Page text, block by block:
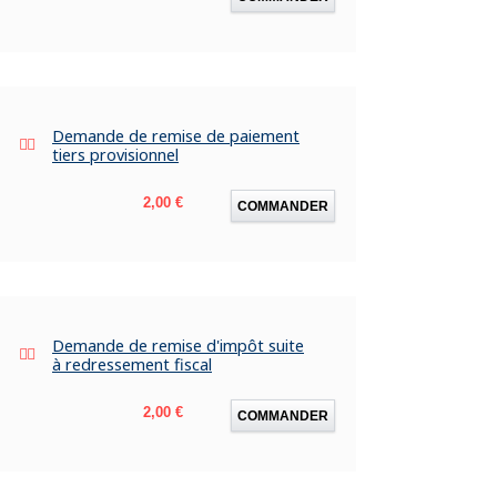
Demande de remise de paiement
tiers provisionnel
Prix
2,00 € COMMANDER
Demande de remise d'impôt suite
à redressement fiscal
Prix
2,00 € COMMANDER